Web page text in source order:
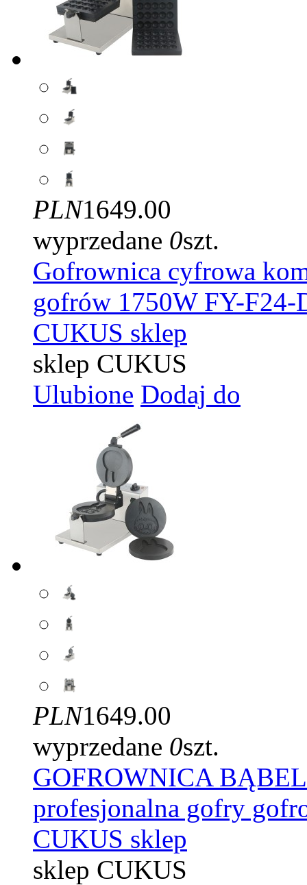
PLN1649.00
wyprzedane 0szt.
Gofrownica cyfrowa
gofrów 1750W FY-F24-
CUKUS sklep
sklep CUKUS
Ulubione Dodaj do
PLN1649.00
wyprzedane 0szt.
GOFROWNICA
profesjonalna gofry
CUKUS sklep
sklep CUKUS